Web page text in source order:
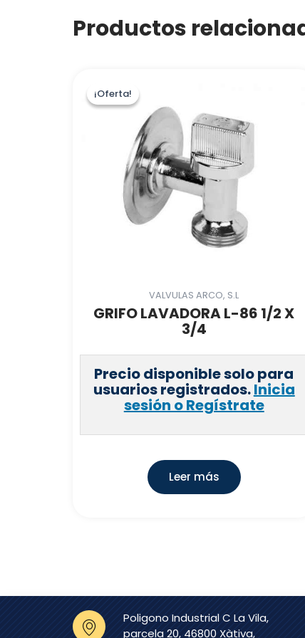
Productos
¡Oferta!
¡Oferta!
VALVULAS ARCO, S.L
GRIFO LAVADORA L-86 1/2 X
3/4
Precio disponible solo para
usuarios registrados.Inicia
sesión o Regístrate
Leer más
Poligono Industrial C La Vila,
parcela 20, 46800 Xàtiva,